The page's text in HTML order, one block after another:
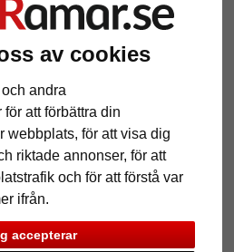
av cookies
andra
att förbättra din
webbplats, för att visa dig
riktade annonser, för att
och för att förstå var
ifrån.
accepterar